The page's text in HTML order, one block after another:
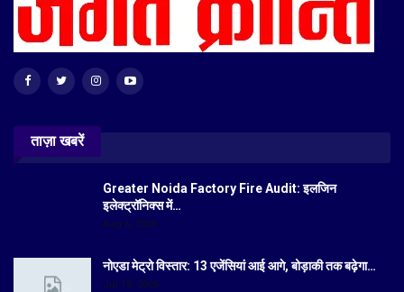
ताज़ा खबरें
Greater Noida Factory Fire Audit: इलजिन
इलेक्ट्रॉनिक्स में…
Aug 6, 2026
नोएडा मेट्रो विस्तार: 13 एजेंसियां आई आगे, बोड़ाकी तक बढ़ेगा…
Jul 19, 2026